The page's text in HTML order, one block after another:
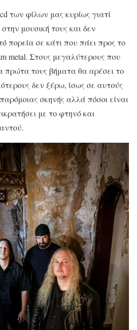
των φίλων μας κυρίως γιατί
μουσική τους και δεν
πορεία σε κάτι που πάει προς το
metal. Στους μεγαλύτερους που
πρώτα τους βήματα θα αρέσει το
δεν ξέρω, ίσως σε αυτούς
σκηνής αλλά πόσοι είναι
με το φτηνό και